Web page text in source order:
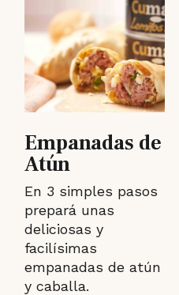
Empanadas de
Atún
En 3 simples pasos
prepará unas
deliciosas y
facilísimas
empanadas de atún
y caballa.